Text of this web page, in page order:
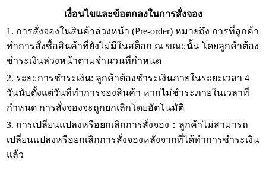
เงื่อนไขและข้อตกลงในการสั่งจอง
1. การสั่งจองในสินค้าล่วงหน้า (Pre-order) หมายถึง การที่ลูกค้า
ทำการสั่งซื้อสินค้าที่ยังไม่มีในสต็อก ณ ขณะนั้น โดยลูกค้าต้อง
ชำระเงินล่วงหน้าตามจำนวนที่กำหนด
2. ระยะการชำระเงิน: ลูกค้าต้องชำระเงินภายในระยะเวลา 4
วันนับตั้งแต่วันที่ทำการจองสินค้า หากไม่ชำระภายในเวลาที่
กำหนด การสั่งจองจะถูกยกเลิกโดยอัตโนมัติ
3. การเปลี่ยนแปลงหรือยกเลิกการสั่งจอง：ลูกค้าไม่สามารถ
เปลี่ยนแปลงหรือยกเลิกการสั่งจองหลังจากที่ได้ทำการชำระเงิน
แล้ว